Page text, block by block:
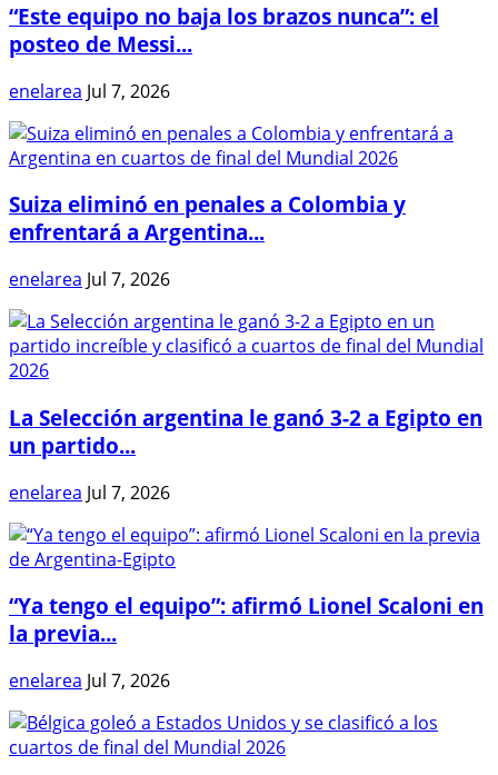
“Este equipo no baja los brazos nunca”: el
posteo de Messi...
enelarea Jul 7, 2026
Suiza eliminó en penales a Colombia y
enfrentará a Argentina...
enelarea Jul 7, 2026
La Selección argentina le ganó 3-2 a Egipto en
un partido...
enelarea Jul 7, 2026
“Ya tengo el equipo”: afirmó Lionel Scaloni en
la previa...
enelarea Jul 7, 2026